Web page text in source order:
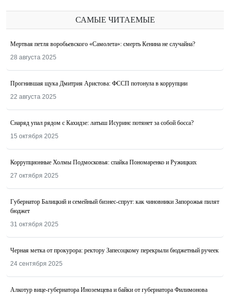
САМЫЕ ЧИТАЕМЫЕ
Мертвая петля воробьевского «Самолета»: смерть Кенина не случайна?
28 августа 2025
Прогнившая щука Дмитрия Аристова: ФССП потонула в коррупции
22 августа 2025
Снаряд упал рядом с Кахидзе: латыш Исуринс потянет за собой босса?
15 октября 2025
Коррупционные Холмы Подмосковья: спайка Пономаренко и Ружицких
27 октября 2025
Губернатор Балицкий и семейный бизнес-спрут: как чиновники Запорожья пилят
бюджет
31 октября 2025
Черная метка от прокурора: ректору Запесоцкому перекрыли бюджетный ручеек
24 сентября 2025
Алкотур вице-губернатора Иноземцева и байки от губернатора Филимонова